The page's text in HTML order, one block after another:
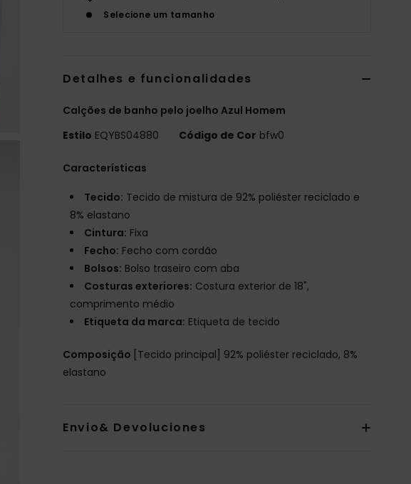
Selecione um tamanho
Detalhes e funcionalidades
Calções de banho pelo joelho Azul Homem
Estilo EQYBS04880 Código de Cor bfw0
Características
Tecido: Tecido de mistura de 92% poliéster reciclado e
8% elastano
Cintura: Fixa
Fecho: Fecho com cordão
Bolsos: Bolso traseiro com aba
Costuras exteriores: Costura exterior de 18",
comprimento médio
Etiqueta da marca: Etiqueta de tecido
Composição [Tecido principal] 92% poliéster reciclado, 8%
elastano
Envio& Devoluciones